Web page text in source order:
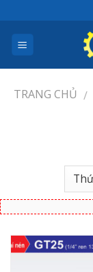
to
content
TRANG CHỦ /